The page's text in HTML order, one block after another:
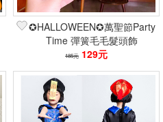
✪HALLOWEEN✪萬聖節Party
Time 彈簧毛毛髮頭飾
185元 129元